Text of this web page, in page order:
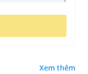
Xem thêm